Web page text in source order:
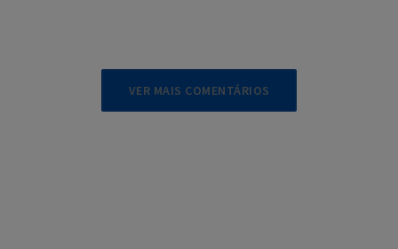
VER MAIS COMENTÁRIOS